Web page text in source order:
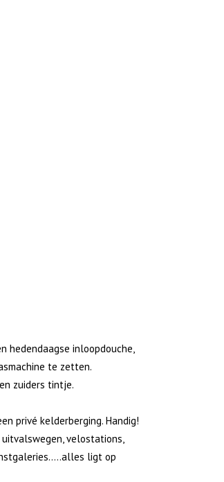
hedendaagse inloopdouche,
te zetten.
zuiders tintje.
privé kelderberging. Handig!
velostations,
ligt op